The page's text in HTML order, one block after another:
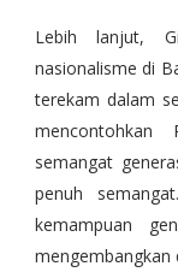
Lebih lanjut,
nasionalisme di
terekam dalam
mencontohkan
semangat
penuh
kemampuan
mengembangkan